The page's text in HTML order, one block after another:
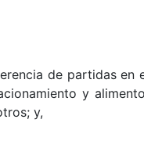
de partidas en
y
y,